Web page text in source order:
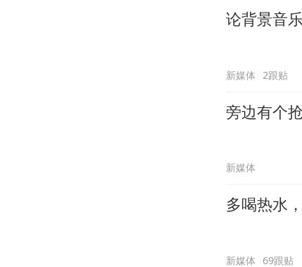
论背景音
新媒体 2跟贴
旁边有个
新媒体
多喝热水
新媒体 69跟贴